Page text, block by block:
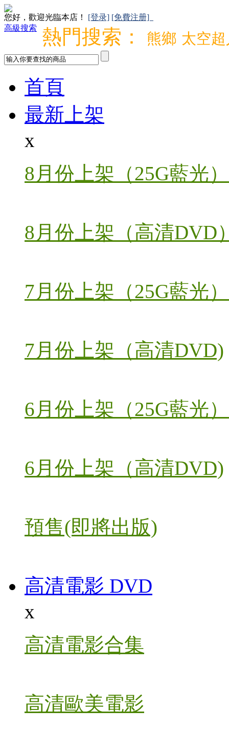
您好，歡迎光臨本店！ [登录] [免費注册]
高級搜索
熱門搜索： 熊鄉 太空
首頁
最新上架
x
8月份上架（25G藍光）
8月份上架（高清DVD
7月份上架（25G藍光）
7月份上架（高清DVD)
6月份上架（25G藍光）
6月份上架（高清DVD)
預售(即將出版)
高清電影 DVD
x
高清電影合集
高清歐美電影